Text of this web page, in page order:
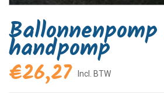
handpomp
€26,27